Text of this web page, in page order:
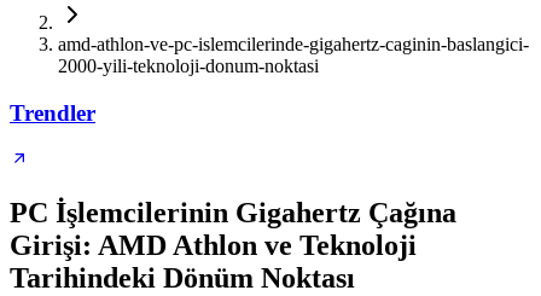
amd-athlon-ve-pc-islemcilerinde-gigahertz-caginin-baslangici-
2000-yili-teknoloji-donum-noktasi
Trendler
PC İşlemcilerinin Gigahertz Çağına
Girişi: AMD Athlon ve Teknoloji
Tarihindeki Dönüm Noktası